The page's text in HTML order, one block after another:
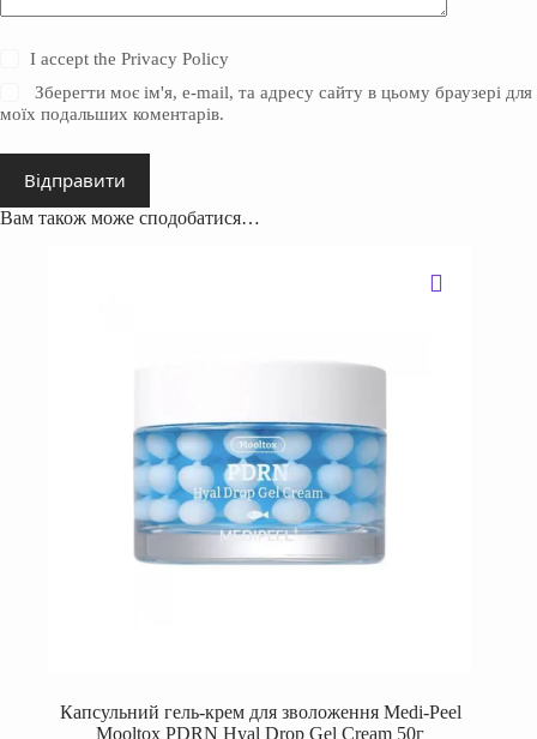
I accept thePrivacy Policy
Зберегти моє ім'я, e-mail, та адресу сайту в цьому браузері для
моїх подальших коментарів.
Відправити
Вам також може сподобатися…
Капсульний гель-крем для зволоження Medi-Peel
Mooltox PDRN Hyal Drop Gel Cream 50г